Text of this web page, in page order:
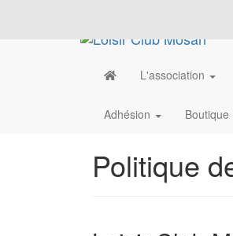
L'association
Adhésion Boutique
Politique